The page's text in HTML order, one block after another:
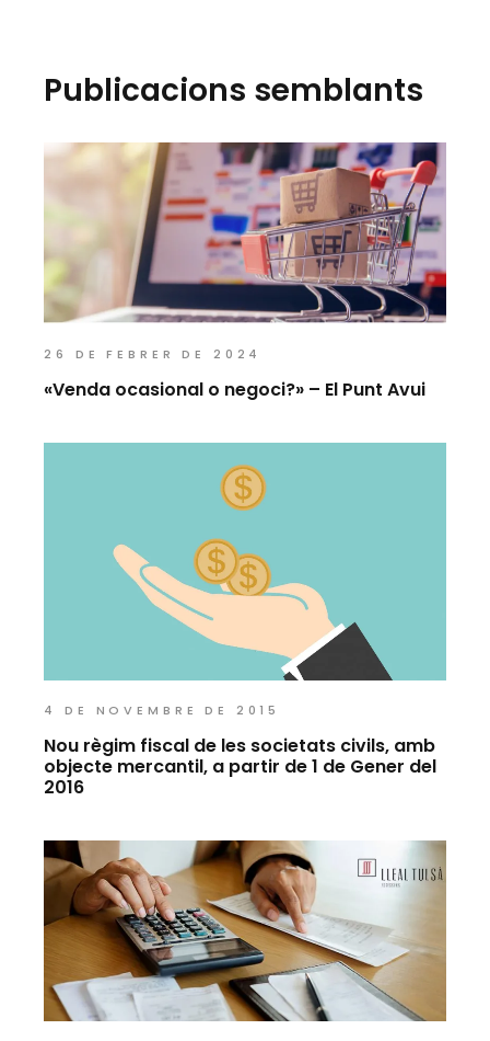
Publicacions semblants
26 DE FEBRER DE 2024
«Venda ocasional o negoci?» – El Punt Avui
4 DE NOVEMBRE DE 2015
Nou règim fiscal de les societats civils, amb
objecte mercantil, a partir de 1 de Gener del
2016